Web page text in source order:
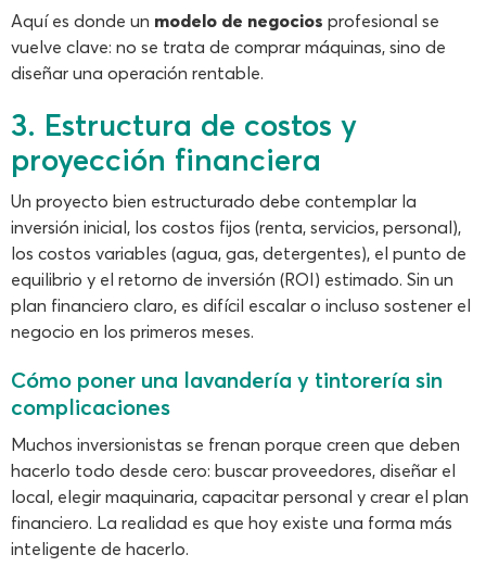
Aquí es donde un modelo de negocios profesional se
vuelve clave: no se trata de comprar máquinas, sino de
diseñar una operación rentable.
3. Estructura de costos y
proyección financiera
Un proyecto bien estructurado debe contemplar la
inversión inicial, los costos fijos (renta, servicios, personal),
los costos variables (agua, gas, detergentes), el punto de
equilibrio y el retorno de inversión (ROI) estimado. Sin un
plan financiero claro, es difícil escalar o incluso sostener el
negocio en los primeros meses.
Cómo poner una lavandería y tintorería sin
complicaciones
Muchos inversionistas se frenan porque creen que deben
hacerlo todo desde cero: buscar proveedores, diseñar el
local, elegir maquinaria, capacitar personal y crear el plan
financiero. La realidad es que hoy existe una forma más
inteligente de hacerlo.